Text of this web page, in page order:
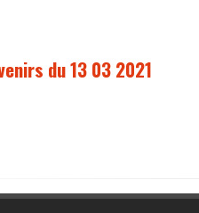
du 13 03 2021